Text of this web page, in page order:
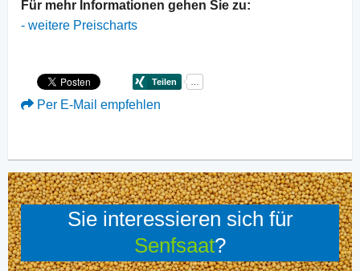
Für mehr Informationen gehen Sie zu:
- weitere Preischarts
Per E-Mail empfehlen
Sie interessieren sich für
Senfsaat?